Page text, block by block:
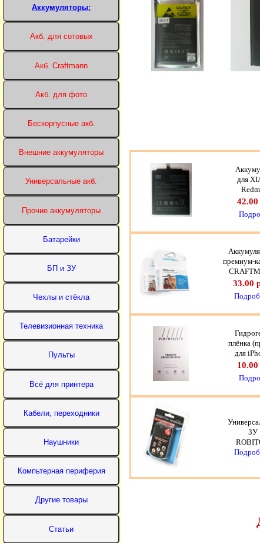
для
42.00
премиум-
33.00
плёнка
для
10.00
ЗУ